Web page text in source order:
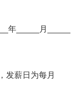
年_____月_____
发薪日为每月